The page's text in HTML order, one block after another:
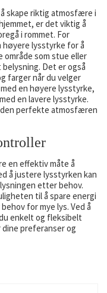
skape riktig atmosfære i
er det viktig å
i rommet. For
høyere lysstyrke for å
område som stue eller
Det er også
farger når du velger
en høyere lysstyrke,
en lavere lysstyrke.
den perfekte atmosfæren
en effektiv måte å
å justere lysstyrken kan
etter behov.
til å spare energi
for mye lys. Ved å
enkelt og fleksibelt
preferanser og